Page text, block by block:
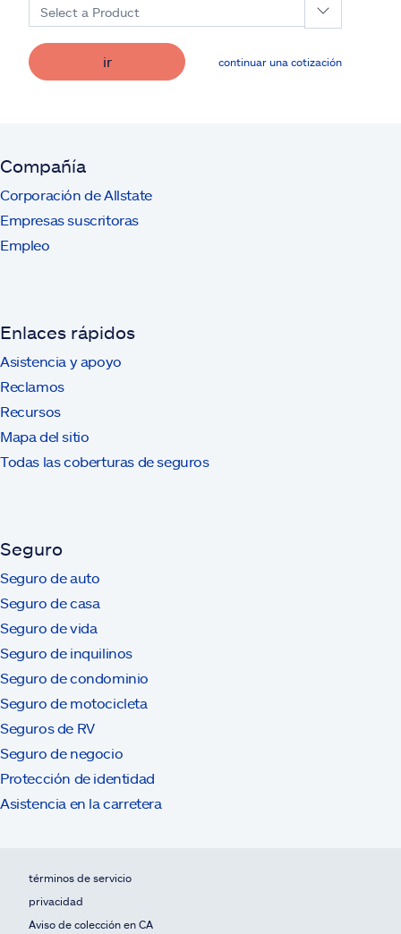
Select a Product
ir continuar una cotización
Compañía
Corporación de Allstate
Empresas suscritoras
Empleo
Enlaces rápidos
Asistencia y apoyo
Reclamos
Recursos
Mapa del sitio
Todas las coberturas de seguros
Seguro
Seguro de auto
Seguro de casa
Seguro de vida
Seguro de inquilinos
Seguro de condominio
Seguro de motocicleta
Seguros de RV
Seguro de negocio
Protección de identidad
Asistencia en la carretera
términos de servicio
privacidad
Aviso de colección en CA